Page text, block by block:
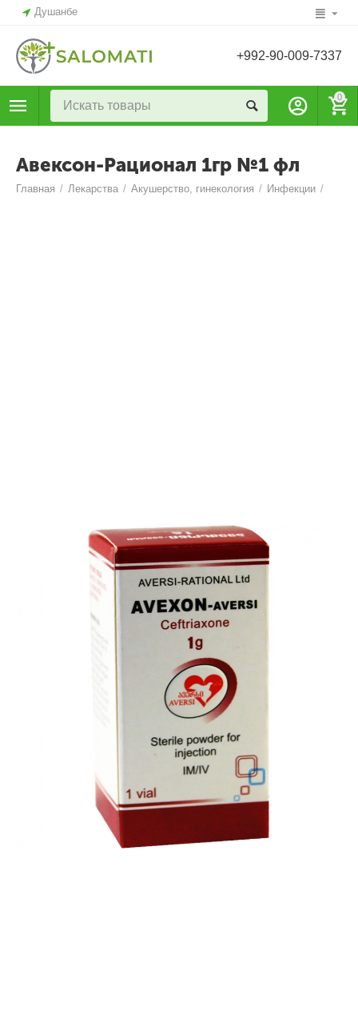
Душанбе
+992-90-009-7337
0
Авексон-Рационал 1гр №1 фл
Главная / Лекарства / Акушерство, гинекология / Инфекции /